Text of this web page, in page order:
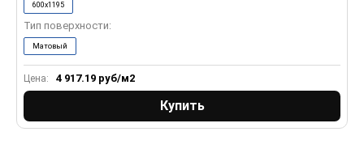
Цена: 4 917.19 руб/м2
Купить
600x1195
Тип поверхности:
Матовый